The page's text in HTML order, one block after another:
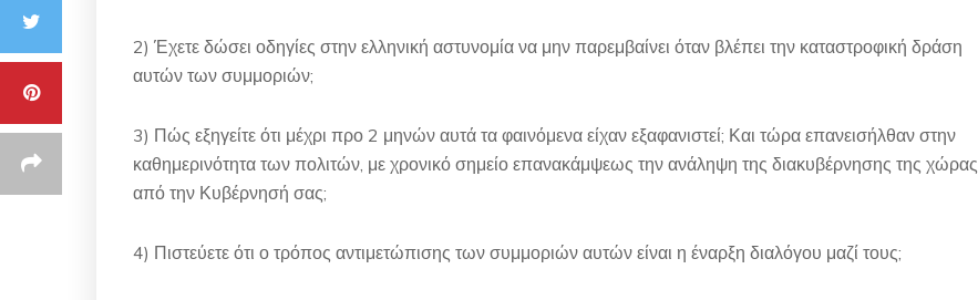
2) Έχετε δώσει οδηγίες στην ελληνική αστυνομία να μην παρεμβαίνει όταν βλέπει την καταστροφική δράση
αυτών των συμμοριών;
3) Πώς εξηγείτε ότι μέχρι προ 2 μηνών αυτά τα φαινόμενα είχαν εξαφανιστεί; Και τώρα επανεισήλθαν στην
καθημερινότητα των πολιτών, με χρονικό σημείο επανακάμψεως την ανάληψη της διακυβέρνησης της χώρας
από την Κυβέρνησή σας;
4) Πιστεύετε ότι ο τρόπος αντιμετώπισης των συμμοριών αυτών είναι η έναρξη διαλόγου μαζί τους;